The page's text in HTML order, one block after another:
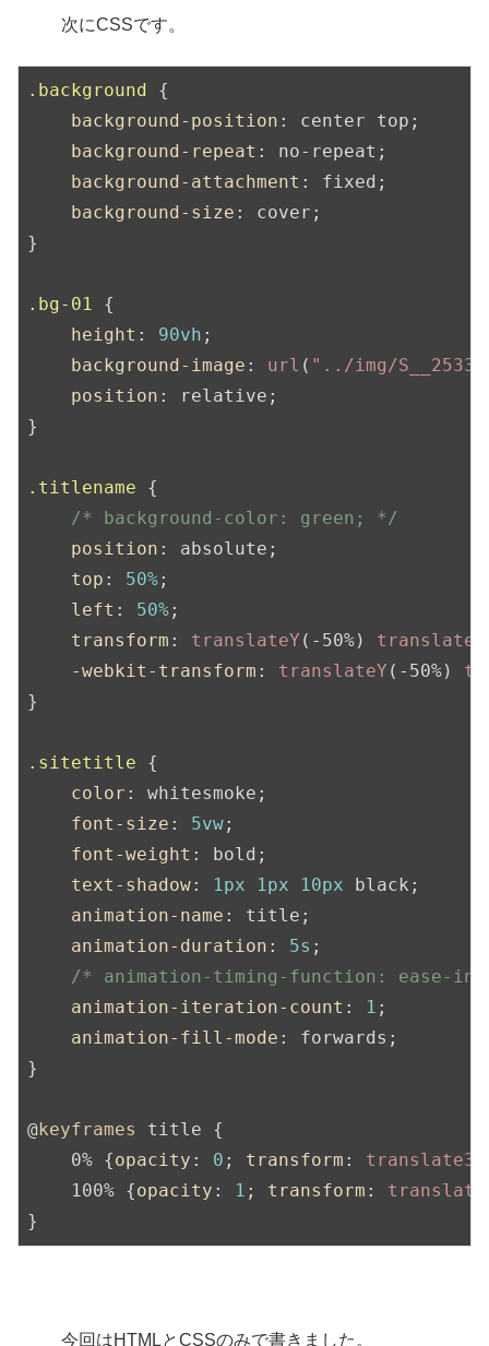
次にCSSです。
.background {
background-position : center top;
background-repeat : no-repeat;
background-attachment : fixed;
background-size : cover;
}
.bg-01
{
height : 90vh ;
background-image : url ( "../img/
position : relative;
}
.titlename {
/* background-color: green; */
position : absolute;
top : 50%;
left : 50%;
transform : translateY (-50%) translateX
-webkit-transform : translateY (-50%)
}
.sitetitle {
color : whitesmoke;
font-size : 5vw;
font-weight : bold;
text-shadow: 1px 1px 10px black;
animation-name : title;
animation-duration : 5s ;
/* animation-timing-function: ease-
animation-iteration-count : 1 ;
animation-fill-mode : forwards;
}
@keyframes
title {
    0% {
opacity : 0 ; transform : translate3d
    100% {
opacity : 1 ; transform :
}
今回はHTMLとCSSのみで書きました。